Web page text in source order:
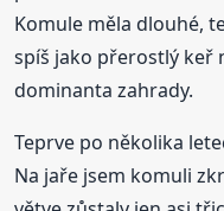
Komule měla dlouhé,
spíš jako přerostlý keř
dominanta zahrady.
Teprve po několika
Na jaře jsem komuli